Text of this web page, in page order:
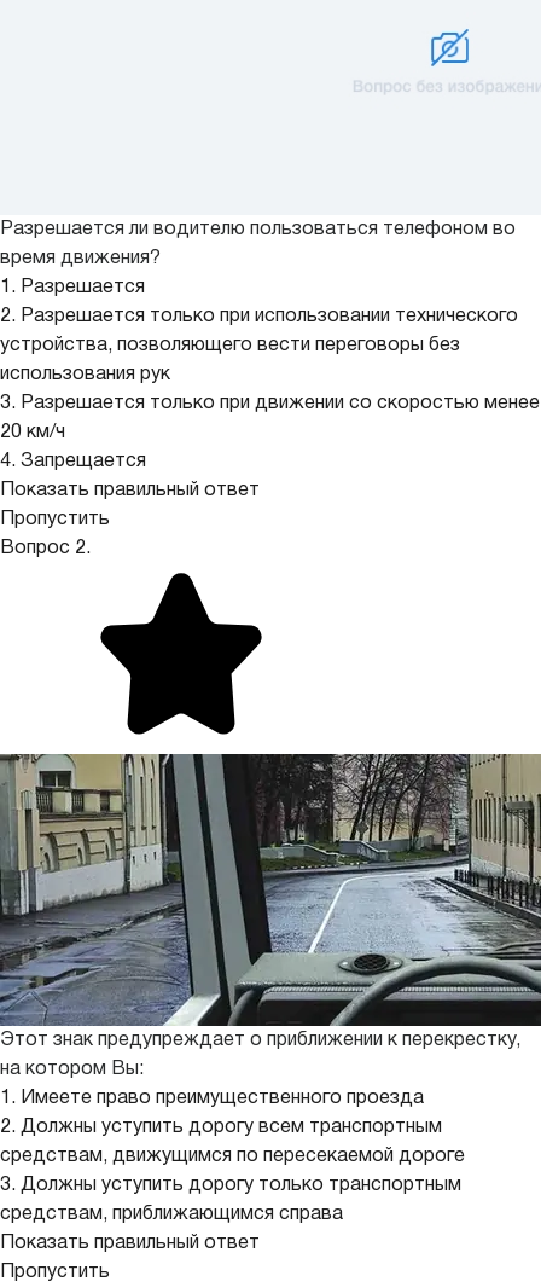
Разрешается ли водителю пользоваться телефоном во
время движения?
1. Разрешается
2. Разрешается только при использовании технического
устройства, позволяющего вести переговоры без
использования рук
3. Разрешается только при движении со скоростью менее
20 км/ч
4. Запрещается
Показать правильный ответ
Пропустить
Вопрос 2.
Этот знак предупреждает о приближении к перекрестку,
на котором Вы:
1. Имеете право преимущественного проезда
2. Должны уступить дорогу всем транспортным
средствам, движущимся по пересекаемой дороге
3. Должны уступить дорогу только транспортным
средствам, приближающимся справа
Показать правильный ответ
Пропустить